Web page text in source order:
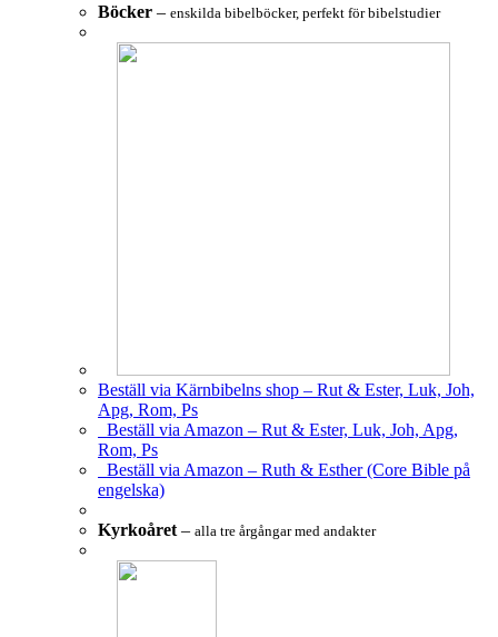
Böcker – enskilda bibelböcker, perfekt för bibelstudier
Beställ via Kärnbibelns shop – Rut & Ester, Luk, Joh,
Apg, Rom, Ps
Beställ via Amazon – Rut & Ester, Luk, Joh, Apg,
Rom, Ps
Beställ via Amazon – Ruth & Esther (Core Bible på
engelska)
Kyrkoåret – alla tre årgångar med andakter